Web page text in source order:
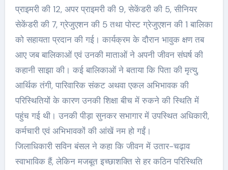
प्राइमरी की 12, अपर प्राइमरी की 9, सेकेंडरी की 5, सीनियर
सेकेंडरी की 7, ग्रेजुएशन की 5 तथा पोस्ट ग्रेजुएशन की 1 बालिका
को सहायता प्रदान की गई। कार्यक्रम के दौरान भावुक क्षण तब
आए जब बालिकाओं एवं उनकी माताओं ने अपनी जीवन संघर्ष की
कहानी साझा की। कई बालिकाओं ने बताया कि पिता की मृत्यु,
आर्थिक तंगी, पारिवारिक संकट अथवा एकल अभिभावक की
परिस्थितियों के कारण उनकी शिक्षा बीच में रुकने की स्थिति में
पहुंच गई थी। उनकी पीड़ा सुनकर सभागार में उपस्थित अधिकारी,
कर्मचारी एवं अभिभावकों की आंखें नम हो गईं।
जिलाधिकारी सविन बंसल ने कहा कि जीवन में उतार-चढ़ाव
स्वाभाविक हैं, लेकिन मजबूत इच्छाशक्ति से हर कठिन परिस्थिति